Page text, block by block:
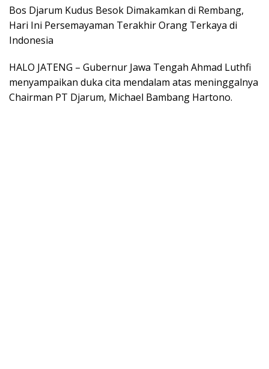
Bos Djarum Kudus Besok Dimakamkan di Rembang,
Hari Ini Persemayaman Terakhir Orang Terkaya di
Indonesia
HALO JATENG – Gubernur Jawa Tengah Ahmad Luthfi
menyampaikan duka cita mendalam atas meninggalnya
Chairman PT Djarum, Michael Bambang Hartono.